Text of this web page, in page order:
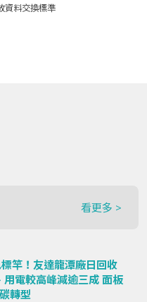
資料交換標準
看更多 >
竿！友達龍潭廠日回收
電較高峰減逾三成 面板
轉型